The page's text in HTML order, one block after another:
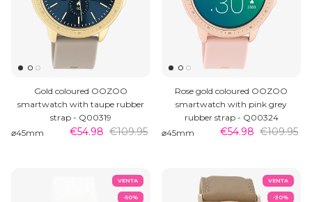
Gold coloured OOZOO
smartwatch with taupe rubber
strap - Q00319
⌀45mm
€54.98 €109.95
Rose gold coloured OOZOO
smartwatch with pink grey
rubber strap - Q00324
⌀45mm
€54.98 €109.95
VENTA
-50%
VENTA
-30%